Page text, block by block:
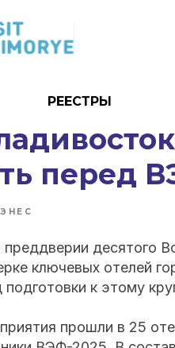
РЕЕСТРЫ
перед
десятого
ключевых отелей
подготовки к этому
прошли в 25